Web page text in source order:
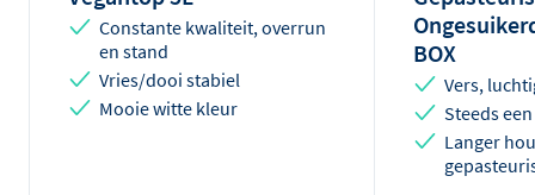
Zout 0.06g
Constante kwaliteit, overrun
en stand
Vries/dooi stabiel
Mooie witte kleur
BOX
Vers,
Steeds
Langer